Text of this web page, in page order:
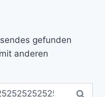
gefunden
anderen